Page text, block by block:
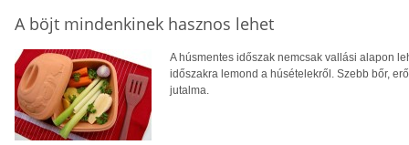
A böjt mindenkinek hasznos lehet
A húsmentes időszak nemcsak vallási alapon
időszakra lemond a húsételekről. Szebb bőr,
jutalma.